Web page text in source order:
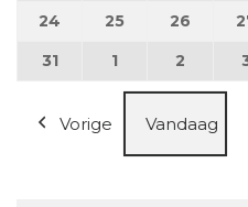
24 24 augustus 2026
25 25 augustus
26 26
3131 augustus 2026
1 1 september
2 2
Vorige Vandaag